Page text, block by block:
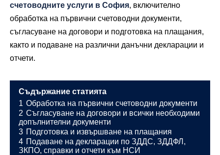
счетоводните услуги в София, включително
обработка на първични счетоводни документи,
съгласуване на договори и подготовка на плащания,
както и подаване на различни данъчни декларации и
отчети.
Съдържание статията
1 Обработка на първични счетоводни документи
2 Съгласуване на договори и всички необходими
допълнителни документи
3 Подготовка и извършване на плащания
4 Подаване на декларации по ЗДДС, ЗДДФЛ,
ЗКПО, справки и отчети към НСИ